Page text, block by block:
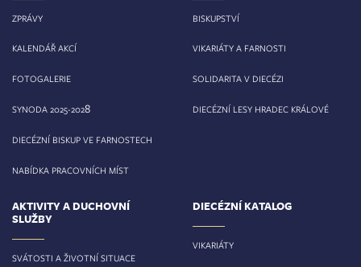
ZPRÁVY
KALENDÁŘ AKCÍ
FOTOGALERIE
SYNODA 2025-2028
DIECÉZNÍ BISKUP VE FARNOSTECH
NABÍDKA PRACOVNÍCH MÍST
BISKUPSTVÍ
VIKARIÁTY A FARNOSTI
SOLIDARITA V DIECÉZI
DIECÉZNÍ LESY HRADEC KRÁLOVÉ
AKTIVITY A DUCHOVNÍ
SLUŽBY
SVÁTOSTI A ŽIVOTNÍ SITUACE
DIECÉZNÍ KATALOG
VIKARIÁTY